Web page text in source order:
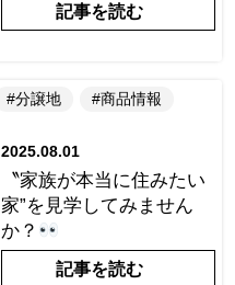
記事を読む
#分譲地
#商品情報
2025.08.01
〝家族が本当に住みたい
家”を見学してみません
か？
記事を読む